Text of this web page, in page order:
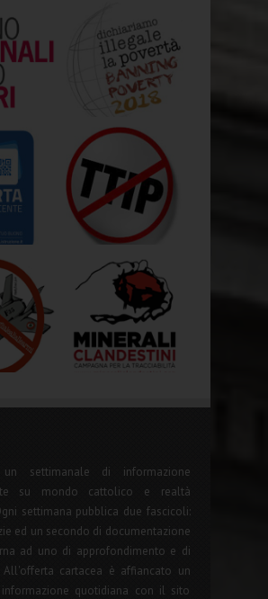
settimanale di informazione
su mondo cattolico e realtà
settimana pubblica due fascicoli:
ed un secondo di documentazione
ad uno di approfondimento e di
All'offerta cartacea è affiancato un
quotidiana con il sito